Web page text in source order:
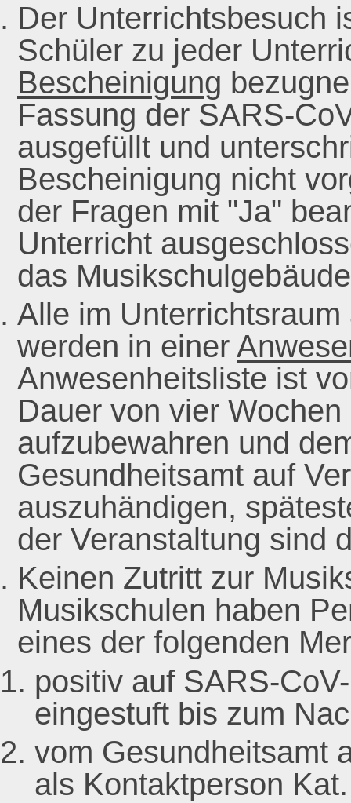
Der Unterrichtsbesuch
Schüler zu jeder
Bescheinigung
Fassung der SARS-
ausgefüllt und
Bescheinigung nicht
der Fragen mit "Ja"
Unterricht
das
Alle im
werden in einer
Anwesenheitsliste ist
Dauer von vier
aufzubewahren und
Gesundheitsamt auf
auszuhändigen,
der Veranstaltung sind
Keinen Zutritt zur
Musikschulen haben
eines der folgenden
positiv auf SARS-
eingestuft bis zum
vom Gesundheitsamt
als Kontaktperson